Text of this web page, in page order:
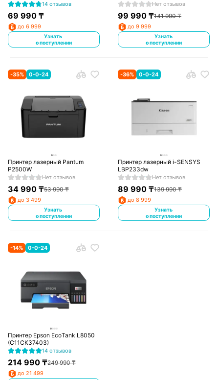
14 отзывов
69 990₸
до 6 999
Узнать
о поступлении
Нет отзывов
99 990 ₸141 990₸
до 9 999
Узнать
о поступлении
-35% 0-0-24
Принтер лазерный Pantum
P2500W
Нет отзывов
34 990₸53 990₸
до 3 499
Узнать
о поступлении
-36% 0-0-24
Принтер лазерный i-SENSYS
LBP233dw
Нет отзывов
89 990 ₸139 990₸
до 8 999
Узнать
о поступлении
-14% 0-0-24
Принтер Epson EcoTank L8050
(C11CK37403)
14 отзывов
214 990₸249 990₸
до 21 499